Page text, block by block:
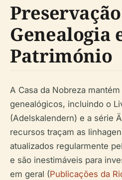
Genealogia
Património
A Casa da Nobreza
genealógicos, incluindo o
(Adelskalendern) e a série
recursos traçam as
atualizados regularmente
e são inestimáveis para
em geral (Publicações da